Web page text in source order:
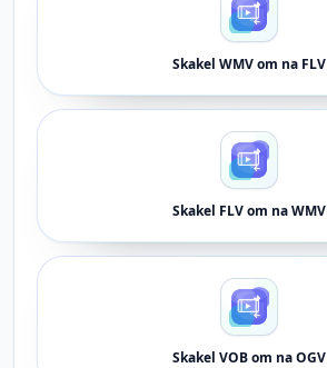
Skakel WMV om na FLV
Skakel FLV om na WMV
Skakel VOB om na OGV